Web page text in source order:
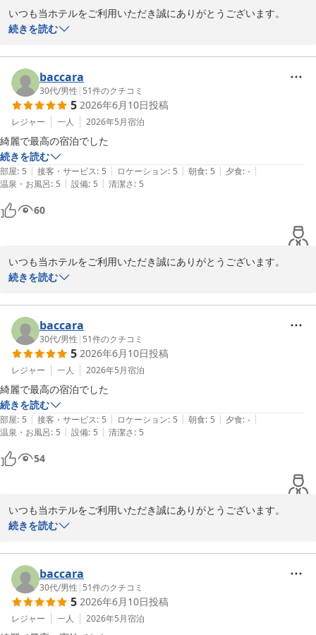
いつも当ホテルをご利用いただき誠にありがとうございます。
「最高の宿泊」とこの上ないお言葉をいただき光栄に存じます。こ
精進してまいります。
またこちらに来ることがございましたらぜひご利用くださいませ。
お客様のお越しを心よりお待ち申し上げます。
口コミをご投稿いただきありがとうございました。
フロント　萩田
くれたけインセントラル浜松
2026-06-11
続きを読む
baccara
30代/男性 | 51件のクチコミ
5 2026年6月10日投稿
レジャー 一人 2026年5月宿泊
綺麗で最高の宿泊でした
続きを読む
部屋: 5 | 接客・サービス: 5 | ロケーション: 5 | 朝食: 5 | 夕食: - |
温泉・お風呂: 5 | 設備: 5 | 清潔さ: 5
60
いつも当ホテルをご利用いただき誠にありがとうございます。
「最高の宿泊」とこの上ないお言葉をいただき光栄に存じます。こ
精進してまいります。
またこちらに来ることがございましたらぜひご利用くださいませ。
お客様のお越しを心よりお待ち申し上げます。
口コミをご投稿いただきありがとうございました。
フロント　萩田
くれたけインセントラル浜松
2026-06-11
続きを読む
baccara
30代/男性 | 51件のクチコミ
5 2026年6月10日投稿
レジャー 一人 2026年5月宿泊
綺麗で最高の宿泊でした
続きを読む
部屋: 5 | 接客・サービス: 5 | ロケーション: 5 | 朝食: 5 | 夕食: - |
温泉・お風呂: 5 | 設備: 5 | 清潔さ: 5
54
いつも当ホテルをご利用いただき誠にありがとうございます。
「最高の宿泊」とこの上ないお言葉をいただき光栄に存じます。こ
精進してまいります。
またこちらに来ることがございましたらぜひご利用くださいませ。
お客様のお越しを心よりお待ち申し上げます。
口コミをご投稿いただきありがとうございました。
フロント　萩田
続きを読む
baccara
30代/男性 | 51件のクチコミ
5 2026年6月10日投稿
レジャー 一人 2026年5月宿泊